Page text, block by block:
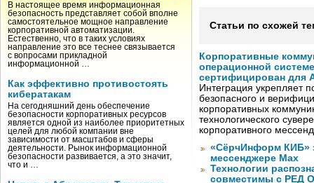
В настоящее время информационная
безопасность представляет собой вполне
самостоятельное мощное направление
корпоративной автоматизации.
Естественно, что в таких условиях
направление это все теснее связывается
с вопросами прикладной
информационной …
Как эффективно противостоять
кибератакам
На сегодняшний день обеспечение
безопасности корпоративных ресурсов
является одной из наиболее приоритетных
целей для любой компании вне
зависимости от масштабов и сферы
деятельности. Рынок информационной
безопасности развивается, а это значит,
что и …
Статьи по схожей
Корпоративные
операционной
сертифицирован для
Интеграция укрепляет
безопасного и
корпоративных
технологического
корпоративного
«СёрчИнформ КИБ»
мессенджере Max
Технологии
совместимы с РЕД